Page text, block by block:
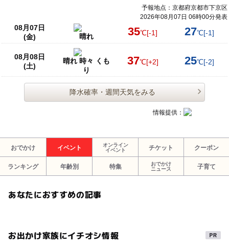
予報地点：京都府京都市下京区
2026年08月07日 06時00分発表
08月07日
(金)
晴れ 35℃[-1] 27℃[-1]
08月08日
(土)
晴れ 時々 くも
り
37℃[+2] 25℃[-2]
降水確率・週間天気をみる
情報提供：
おでかけ イベント
オンライン
イベント
チケット クーポン
ランキング 年齢別 特集
おでかけ
ニュース
子育て
あなたにおすすめの記事
お出かけ家族にイチオシ情報